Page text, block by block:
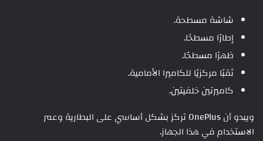
شاشة مسطحة.
إطارًا مسطحًا.
ظهرًا مسطحًا.
ثقبًا مركزيًا للكاميرا الأمامية.
كاميرتين خلفيتين.
ويبدو أن OnePlus تركز بشكل أساسي على البطارية وعمر
الاستخدام في هذا الجهاز.